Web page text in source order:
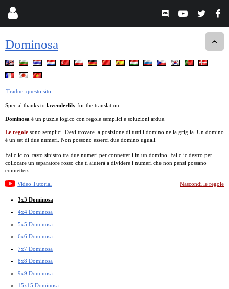
Dominosa
Traduci questo sito.
Special thanks to lavenderlily for the translation
Dominosa è un puzzle logico con regole semplici e soluzioni ardue.
Le regole sono semplici. Devi trovare la posizione di tutti i domino nella griglia. Un domino
è un set di due numeri. Non possono esserci due domino uguali.
Fai clic col tasto sinistro tra due numeri per connetterli in un domino. Fai clic destro per
collocare un separatore rosso che ti aiuterà a dividere i numeri che non pensi possano
connettersi.
Video Tutorial Nascondi le regole
3x3 Dominosa
4x4 Dominosa
5x5 Dominosa
6x6 Dominosa
7x7 Dominosa
8x8 Dominosa
9x9 Dominosa
15x15 Dominosa